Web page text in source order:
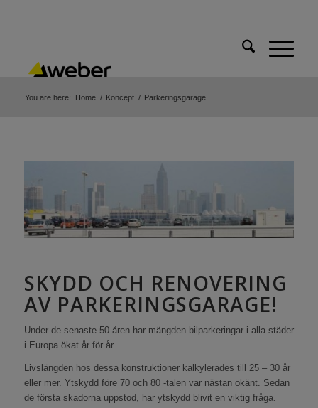
You are here: Home / Koncept / Parkeringsgarage
SKYDD OCH RENOVERING
AV PARKERINGSGARAGE!
Under de senaste 50 åren har mängden bilparkeringar i alla städer
i Europa ökat år för år.
Livslängden hos dessa konstruktioner kalkylerades till 25 – 30 år
eller mer. Ytskydd före 70 och 80 -talen var nästan okänt. Sedan
de första skadorna uppstod, har ytskydd blivit en viktig fråga.